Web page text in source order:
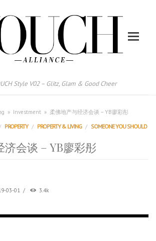
Style V02 – Glitz, Glam & Good Cheer
Style 01 – Furniture & High Fashion
TOWER – 新地标公寓毗邻未来柔新捷运站
地产界巨头
» Investment » 柔佛地产与经济会谈 – YB廖彩彤
/ PROPERTY / PROPERTY & LIVING / SOMEONE YOU SHOULD
济会谈 – YB廖彩彤
03-01 / 3.4k